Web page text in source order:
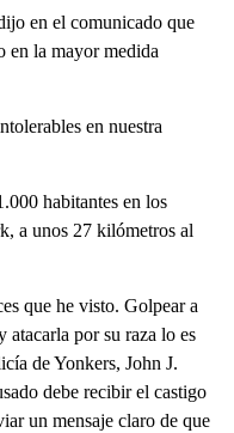
en el comunicado que
en la mayor medida
en nuestra
habitantes en los
a unos 27 kilómetros al
que he visto. Golpear a
atacarla por su raza lo es
de Yonkers, John J.
debe recibir el castigo
un mensaje claro de que